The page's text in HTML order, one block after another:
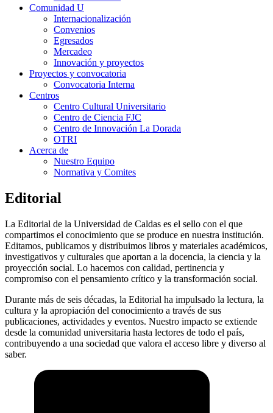
Comunidad U
Internacionalización
Convenios
Egresados
Mercadeo
Innovación y proyectos
Proyectos y convocatoria
Convocatoria Interna
Centros
Centro Cultural Universitario
Centro de Ciencia FJC
Centro de Innovación La Dorada
OTRI
Acerca de
Nuestro Equipo
Normativa y Comites
Editorial
La Editorial de la Universidad de Caldas es el sello con el que
compartimos el conocimiento que se produce en nuestra institución.
Editamos, publicamos y distribuimos libros y materiales académicos,
investigativos y culturales que aportan a la docencia, la ciencia y la
proyección social. Lo hacemos con calidad, pertinencia y
compromiso con el pensamiento crítico y la transformación social.
Durante más de seis décadas, la Editorial ha impulsado la lectura, la
cultura y la apropiación del conocimiento a través de sus
publicaciones, actividades y eventos. Nuestro impacto se extiende
desde la comunidad universitaria hasta lectores de todo el país,
contribuyendo a una sociedad que valora el acceso libre y diverso al
saber.